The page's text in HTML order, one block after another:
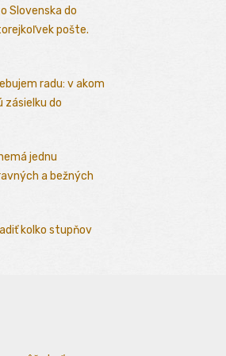
Slovenska do
pošte.
radu: v akom
zásielku do
jednu
a bežných
kolko stupňov